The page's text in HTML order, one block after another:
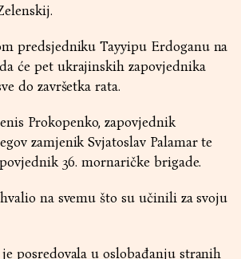
predsjedniku Tayyipu Erdoganu na
će pet ukrajinskih zapovjednika
do završetka rata.
Prokopenko, zapovjednik
zamjenik Svjatoslav Palamar te
36. mornaričke brigade.
na svemu što su učinili za svoju
posredovala u oslobađanju stranih